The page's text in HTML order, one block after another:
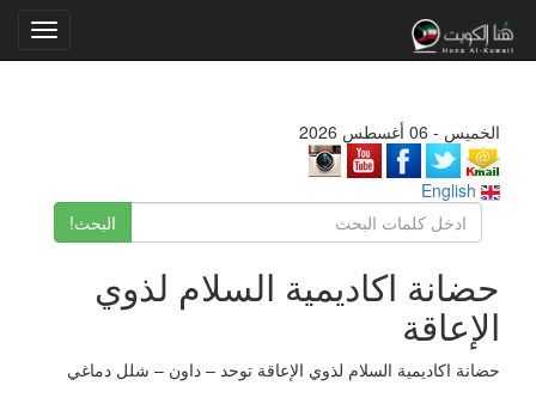
الخميس - 06 أغسطس 2026
البحث!
حضانة اكاديمية السلام لذوي
الإعاقة
حضانة اكاديمية السلام لذوي الإعاقة توحد – داون – شلل دماغي